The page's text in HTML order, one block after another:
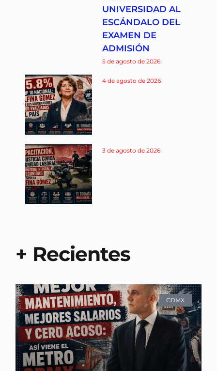
UNIVERSIDAD AL
ESCÁNDALO DEL
EXAMEN DE
ADMISIÓN
5 de agosto de 2026
4 de agosto de 2026
3 de agosto de 2026
+ Recientes
CDMX